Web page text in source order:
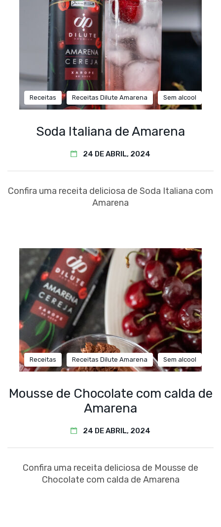
Receitas Receitas Dilute Amarena Sem alcool
Soda Italiana de Amarena
24 DE ABRIL, 2024
Confira uma receita deliciosa de Soda Italiana com
Amarena
Receitas Receitas Dilute Amarena Sem alcool
Mousse de Chocolate com calda de
Amarena
24 DE ABRIL, 2024
Confira uma receita deliciosa de Mousse de
Chocolate com calda de Amarena